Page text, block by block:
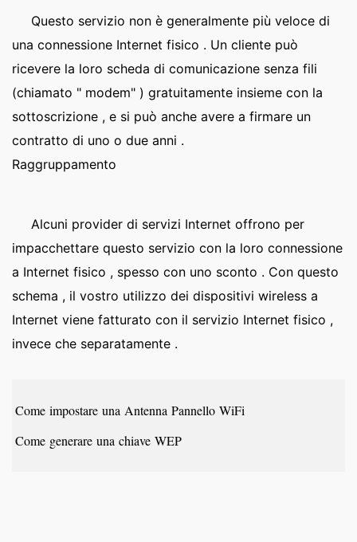
Questo servizio non è generalmente più veloce di
una connessione Internet fisico . Un cliente può
ricevere la loro scheda di comunicazione senza fili
(chiamato " modem" ) gratuitamente insieme con la
sottoscrizione , e si può anche avere a firmare un
contratto di uno o due anni .
Raggruppamento
Alcuni provider di servizi Internet offrono per
impacchettare questo servizio con la loro connessione
a Internet fisico , spesso con uno sconto . Con questo
schema , il vostro utilizzo dei dispositivi wireless a
Internet viene fatturato con il servizio Internet fisico ,
invece che separatamente .
Come impostare una Antenna Pannello WiFi
Come generare una chiave WEP